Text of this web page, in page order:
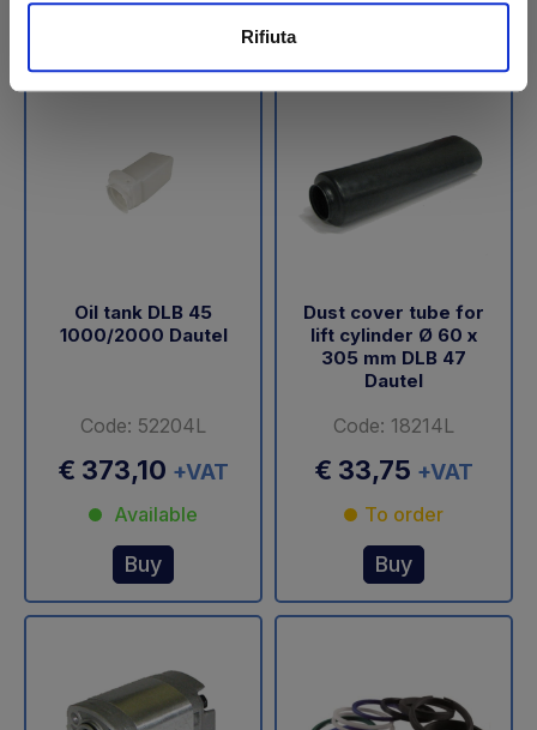
Rifiuta
Buy Buy
Oil tank DLB 45
1000/2000 Dautel
Code: 52204L
€ 373,10 +VAT
Available
Buy
Dust cover tube for
lift cylinder Ø 60 x
305 mm DLB 47
Dautel
Code: 18214L
€ 33,75 +VAT
To order
Buy